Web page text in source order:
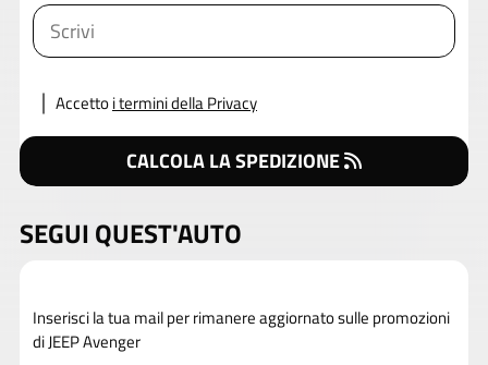
Accettoi termini della Privacy
CALCOLA LA SPEDIZIONE
SEGUI QUEST'AUTO
Inserisci la tua mail per rimanere aggiornato sulle promozioni
di JEEP Avenger